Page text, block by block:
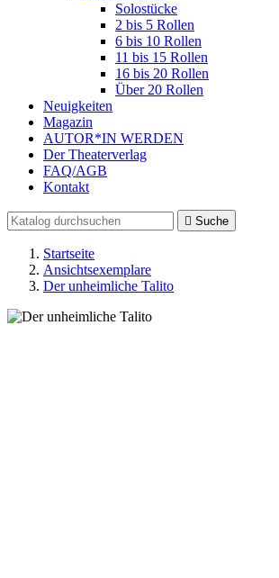
Solostücke
2 bis 5 Rollen
6 bis 10 Rollen
11 bis 15 Rollen
16 bis 20 Rollen
Über 20 Rollen
Neuigkeiten
Magazin
AUTOR*IN WERDEN
Der Theaterverlag
FAQ/AGB
Kontakt
 Suche
Startseite
Ansichtsexemplare
Der unheimliche Talito